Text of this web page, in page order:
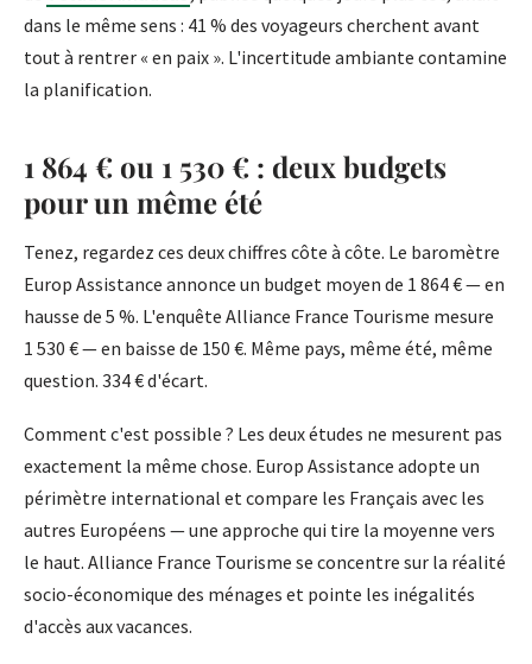
dans le même sens : 41 % des voyageurs cherchent avant
tout à rentrer « en paix ». L'incertitude ambiante contamine
la planification.
1 864 € ou 1 530 € : deux budgets
pour un même été
Tenez, regardez ces deux chiffres côte à côte. Le baromètre
Europ Assistance annonce un budget moyen de 1 864 € — en
hausse de 5 %. L'enquête Alliance France Tourisme mesure
1 530 € — en baisse de 150 €. Même pays, même été, même
question. 334 € d'écart.
Comment c'est possible ? Les deux études ne mesurent pas
exactement la même chose. Europ Assistance adopte un
périmètre international et compare les Français avec les
autres Européens — une approche qui tire la moyenne vers
le haut. Alliance France Tourisme se concentre sur la réalité
socio-économique des ménages et pointe les inégalités
d'accès aux vacances.